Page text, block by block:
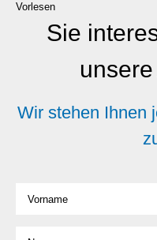
Vorlesen
Sie
Wir stehen Ihnen